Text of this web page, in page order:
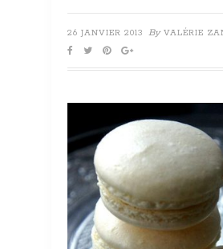
26 JANVIER 2013 By VALÉRIE